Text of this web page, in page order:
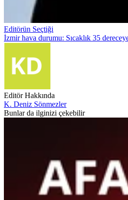
Editörün Seçtiği
İzmir hava durumu: Sıcaklık 35
Editör Hakkında
K. Deniz Sönmezler
Bunlar da ilginizi çekebilir